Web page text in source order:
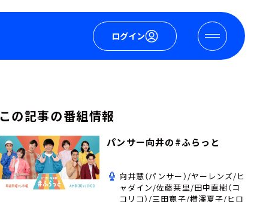
ログイン
この記事の番組情報
パンサー向井の#ふらっと
向井慧（パンサー）/ヤーレンズ/ヒ
ャダイン/佐藤栞里/田中直樹（コ
コリコ）/三田寛子/横澤夏子/ヒロ